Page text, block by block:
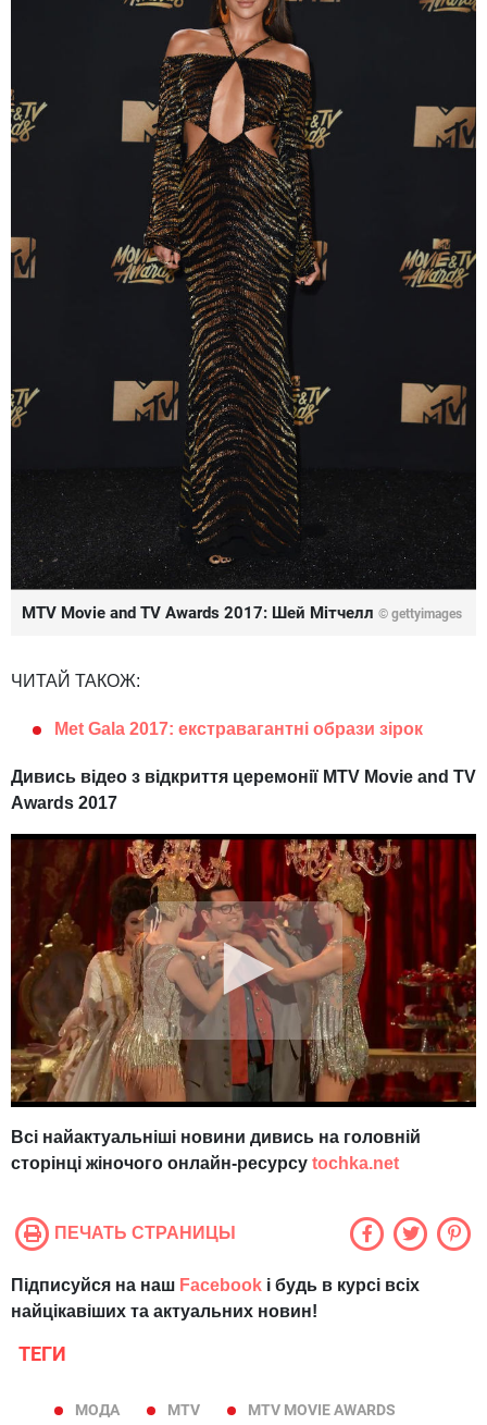
MTV Movie and TV Awards 2017: Шей Мітчелл © gettyimages
ЧИТАЙ ТАКОЖ:
Met Gala 2017: екстравагантні образи зірок
Дивись відео з відкриття церемонії MTV Movie and TV
Awards 2017
Всі найактуальніші новини дивись на головній
сторінці жіночого онлайн-ресурсу tochka.net
ПЕЧАТЬ СТРАНИЦЫ
Підписуйся на наш Facebook і будь в курсі всіх
найцікавіших та актуальних новин!
ТЕГИ
МОДА MTV
MTV MOVIE AWARDS